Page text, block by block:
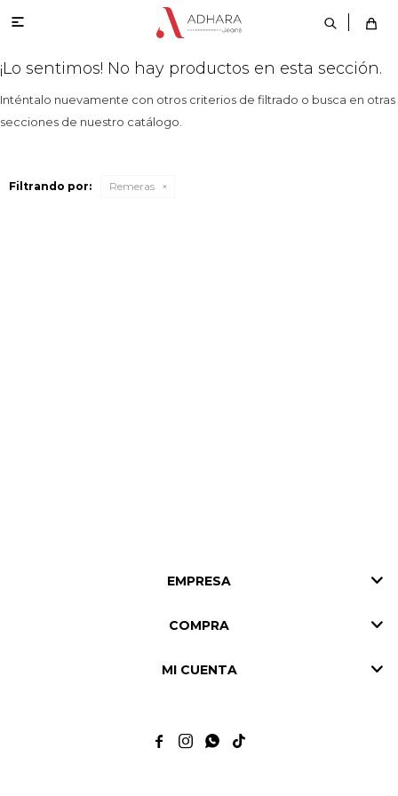

¡Lo sentimos! No hay productos en esta sección.
Inténtalo nuevamente con otros criterios de filtrado o busca en otras
secciones de nuestro catálogo.
Filtrando por: Remeras
EMPRESA
COMPRA
MI CUENTA
   